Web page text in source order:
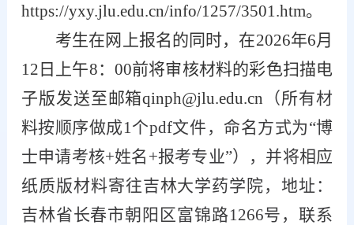
https://yxy.jlu.edu.cn/info/1257/3501.htm。
考生在网上报名的同时，在2026年6月
12日上午8：00前将审核材料的彩色扫描电
子版发送至邮箱qinph@jlu.edu.cn （所有材
料按顺序做成1个pdf文件，命名方式为“博
士申请考核+姓名+报考专业”），并将相应
纸质版材料寄往吉林大学药学院，地址：
吉林省长春市朝阳区富锦路1266号，联系